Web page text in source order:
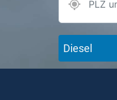
Diesel